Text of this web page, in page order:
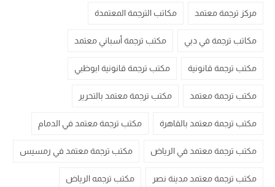
مركز ترجمة معتمد مكاتب الترجمة المعتمدة
مكاتب ترجمة في دبي مكتب ترجمة أسباني معتمد
مكتب ترجمة قانونية مكتب ترجمة قانونية ابوظبي
مكتب ترجمة معتمد مكتب ترجمة معتمد بالتحرير
مكتب ترجمة معتمد بالقاهرة مكتب ترجمة معتمد في الدمام
مكتب ترجمة معتمد في الرياض مكتب ترجمة معتمد في رمسيس
مكتب ترجمة معتمد مدينة نصر مكتب ترجمه الرياض